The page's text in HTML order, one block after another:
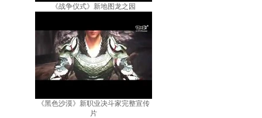
《战争仪式》新地图龙之园
《黑色沙漠》新职业决斗家完整宣传
片